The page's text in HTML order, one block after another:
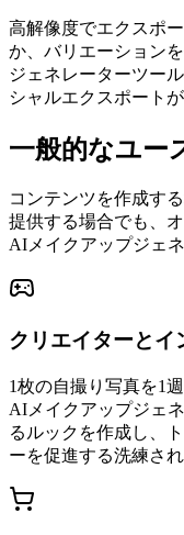
高解像度でエクスポ
か、バリエーション
ジェネレーターツー
シャルエクスポート
一般的なユー
コンテンツを作成す
提供する場合でも、
AIメイクアップジェ
クリエイターとイ
1枚の自撮り写真を1
AIメイクアップジェ
るルックを作成し、
ーを促進する洗練さ